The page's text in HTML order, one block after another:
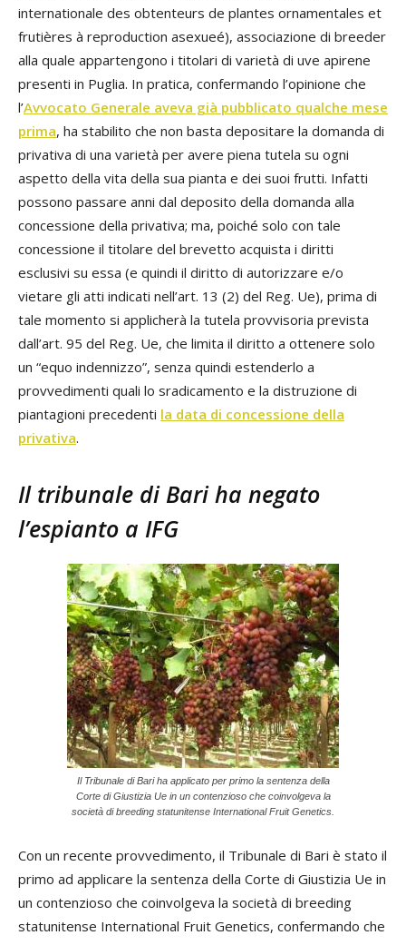
internationale des obtenteurs de plantes ornamentales et
frutières à reproduction asexueé), associazione di breeder
alla quale appartengono i titolari di varietà di uve apirene
presenti in Puglia. In pratica, confermando l’opinione che
l’Avvocato Generale aveva già pubblicato qualche mese
prima, ha stabilito che non basta depositare la domanda di
privativa di una varietà per avere piena tutela su ogni
aspetto della vita della sua pianta e dei suoi frutti. Infatti
possono passare anni dal deposito della domanda alla
concessione della privativa; ma, poiché solo con tale
concessione il titolare del brevetto acquista i diritti
esclusivi su essa (e quindi il diritto di autorizzare e/o
vietare gli atti indicati nell’art. 13 (2) del Reg. Ue), prima di
tale momento si applicherà la tutela provvisoria prevista
dall’art. 95 del Reg. Ue, che limita il diritto a ottenere solo
un “equo indennizzo”, senza quindi estenderlo a
provvedimenti quali lo sradicamento e la distruzione di
piantagioni precedenti la data di concessione della
privativa.
Il tribunale di Bari ha negato
l’espianto a IFG
Il Tribunale di Bari ha applicato per primo la sentenza della
Corte di Giustizia Ue in un contenzioso che coinvolgeva la
società di breeding statunitense International Fruit Genetics.
Con un recente provvedimento, il Tribunale di Bari è stato il
primo ad applicare la sentenza della Corte di Giustizia Ue in
un contenzioso che coinvolgeva la società di breeding
statunitense International Fruit Genetics, confermando che